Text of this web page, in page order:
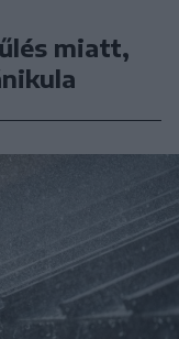
miatt,